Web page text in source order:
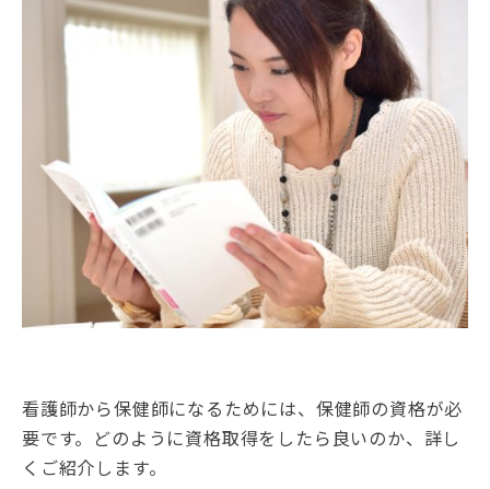
看護師から保健師になるためには、保健師の資格が必
要です。どのように資格取得をしたら良いのか、詳し
くご紹介します。